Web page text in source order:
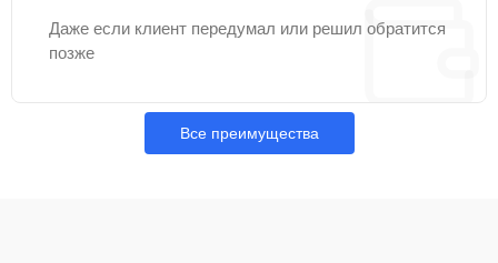
Даже если клиент передумал или решил обратится
позже
Все преимущества